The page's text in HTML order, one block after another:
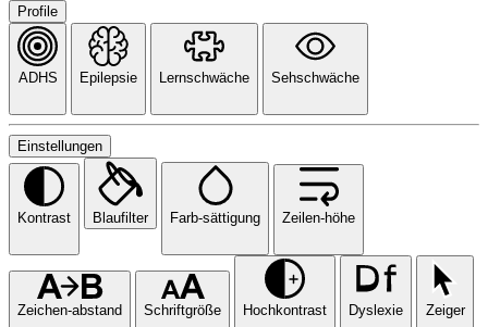
Profile
ADHS Epilepsie Lernschwäche Sehschwäche
Einstellungen
Kontrast Blaufilter Farb-sättigung Zeilen-höhe
Zeichen-abstand Schriftgröße Hochkontrast Dyslexie Zeiger